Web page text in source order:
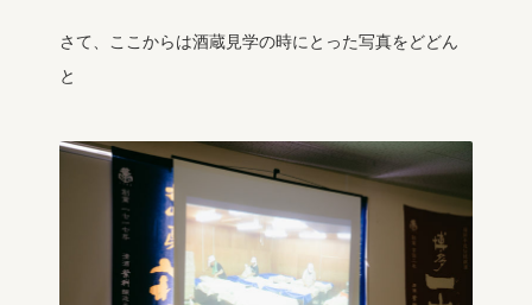
さて、ここからは酒蔵見学の時にとった写真をどどん
と